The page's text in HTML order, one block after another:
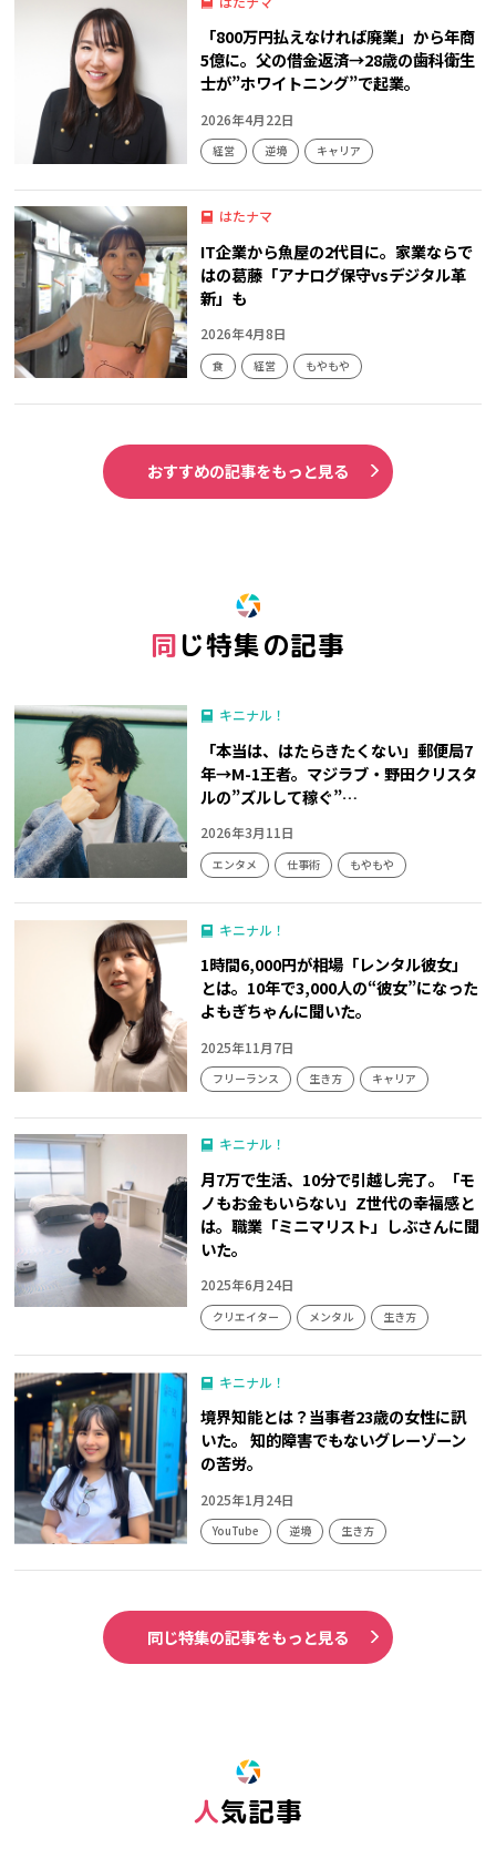
「800万円払えなければ廃業」から年商
5億に。父の借金返済→28歳の歯科衛生
士が”ホワイトニング”で起業。
2026年4月22日
経営 逆境 キャリア
はたナマ
IT企業から魚屋の2代目に。家業ならで
はの葛藤「アナログ保守vsデジタル革
新」も
2026年4月8日
食 経営 もやもや
おすすめの記事をもっと見る
同じ特集の記事
キニナル！
「本当は、はたらきたくない」郵便局7
年→M-1王者。マジラブ・野田クリスタ
ルの”ズルして稼ぐ”…
2026年3月11日
エンタメ 仕事術 もやもや
キニナル！
1時間6,000円が相場「レンタル彼女」
とは。10年で3,000人の“彼女”になった
よもぎちゃんに聞いた。
2025年11月7日
フリーランス 生き方 キャリア
キニナル！
月7万で生活、10分で引越し完了。「モ
ノもお金もいらない」Z世代の幸福感と
は。職業「ミニマリスト」しぶさんに聞
いた。
2025年6月24日
クリエイター メンタル 生き方
キニナル！
境界知能とは？当事者23歳の女性に訊
いた。 知的障害でもないグレーゾーン
の苦労。
2025年1月24日
YouTube 逆境 生き方
同じ特集の記事をもっと見る
人気記事